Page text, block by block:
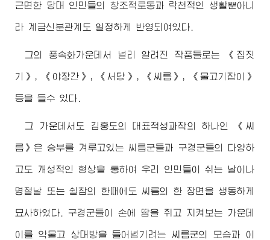
근면한 당대 인민들의 창조적로동과 락천적인 생활뿐아니
라 계급신분관계도 일정하게 반영되여있다.
그의 풍속화가운데서 널리 알려진 작품들로는 《집짓
기》, 《야장간》, 《서당》, 《씨름》, 《물고기잡이》
등을 들수 있다.
그 가운데서도 김홍도의 대표적성과작의 하나인 《씨
름》은 승부를 겨루고있는 씨름군들과 구경군들의 다양하
고도 개성적인 형상을 통하여 우리 인민들이 쉬는 날이나
명절날 또는 쉴참의 한때에도 씨름의 한 장면을 생동하게
묘사하였다. 구경군들이 손에 땀을 쥐고 지켜보는 가운데
이를 악물고 상대방을 들어넘기려는 씨름군의 모습과 이